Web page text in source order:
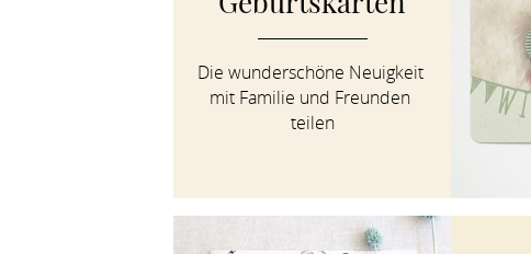
Die wunderschöne Neuigkeit
mit Familie und Freunden
teilen